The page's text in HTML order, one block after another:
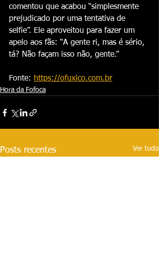
comentou que acabou “simplesmente
prejudicado por uma tentativa de
selfie”. Ele aproveitou para fazer um
apelo aos fãs: “A gente ri, mas é sério,
tá? Não façam isso não, gente.”
Fonte: https://ofuxico.com.br
Hora da Fofoca
Posts recentes Ver tudo